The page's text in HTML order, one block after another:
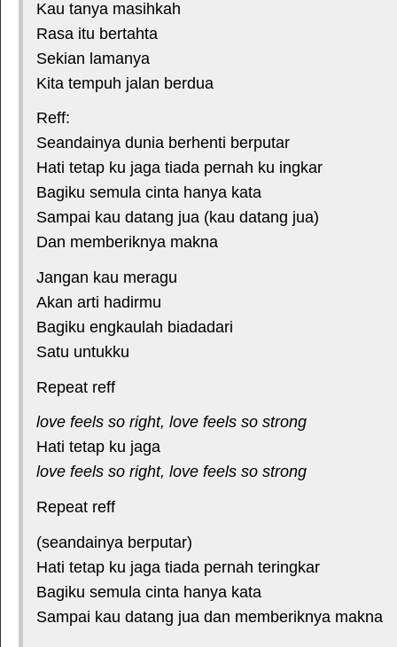
Kau tanya masihkah
Rasa itu bertahta
Sekian lamanya
Kita tempuh jalan berdua
Reff:
Seandainya dunia berhenti berputar
Hati tetap ku jaga tiada pernah ku ingkar
Bagiku semula cinta hanya kata
Sampai kau datang jua (kau datang jua)
Dan memberiknya makna
Jangan kau meragu
Akan arti hadirmu
Bagiku engkaulah biadadari
Satu untukku
Repeat reff
love feels so right, love feels so strong
Hati tetap ku jaga
love feels so right, love feels so strong
Repeat reff
(seandainya berputar)
Hati tetap ku jaga tiada pernah teringkar
Bagiku semula cinta hanya kata
Sampai kau datang jua dan memberiknya makna